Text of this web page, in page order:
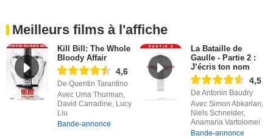
Meilleurs films à l'affiche
Kill Bill: The Whole
Bloody Affair
4,6
De Quentin Tarantino
Avec Uma Thurman,
David Carradine, Lucy
Liu
Bande-annonce
La Bataille de
Gaulle - Partie 2 :
J’écris ton nom
4,5
De Antonin Baudry
Avec Simon Abkarian,
Niels Schneider,
Anamaria Vartolomei
Bande-annonce